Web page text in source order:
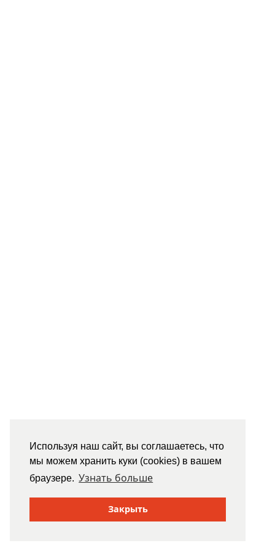
Используя наш сайт, вы соглашаетесь, что
мы можем хранить куки (cookies) в вашем
браузере. Узнать больше
Закрыть